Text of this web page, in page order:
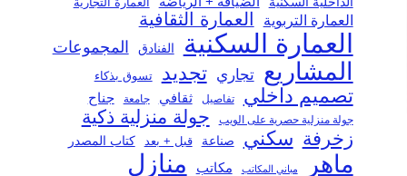
العمارة التربوية العمارة الثقافية
العمارة السكنية الفنادق المجموعات
المشاريع تجاري تجديد تسوق بذكاء
تصميم داخلي تفاصيل ثقافي جامعة جناح
جولة منزلية حصرية على الويب
جولة منزلية ذكية
زخرفة سكني صناعة قبل + بعد كتاب المصدر
ماهر مباني المكاتب مكاتب منازل